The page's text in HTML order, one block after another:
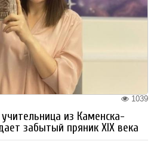
1039
из Каменска-
забытый пряник XIX века